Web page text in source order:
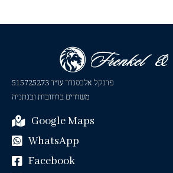
פרנקל אלכסנדר עו״ד 515725273
משרדים ברחובות ובנתניה
Google Maps
WhatsApp
Facebook